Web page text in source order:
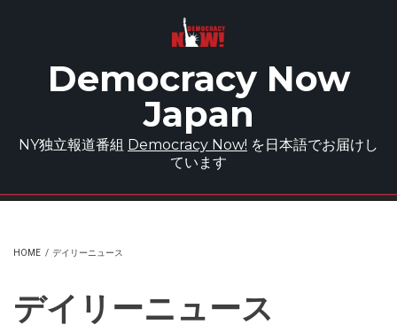
Democracy Now
Japan
NY独立報道番組 Democracy Now! を日本語でお届けし
ています
HOME / デイリーニュース
デイリーニュース